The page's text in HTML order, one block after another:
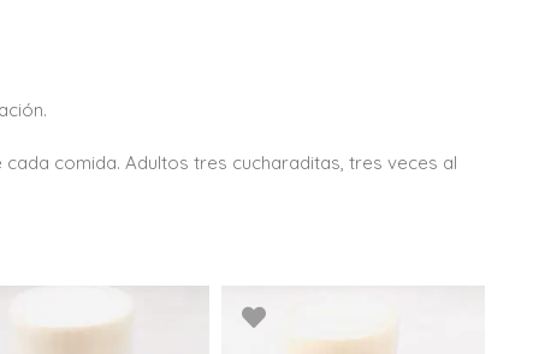
comida. Adultos tres cucharaditas, tres veces al